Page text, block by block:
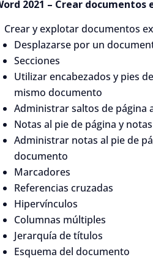
2021 – Crear documentos
Crear y explotar documentos
Desplazarse por un
Secciones
Utilizar encabezados y pies
mismo documento
Administrar saltos de página
Notas al pie de página y
Administrar notas al pie de
documento
Marcadores
Referencias cruzadas
Hipervínculos
Columnas múltiples
Jerarquía de títulos
Esquema del documento